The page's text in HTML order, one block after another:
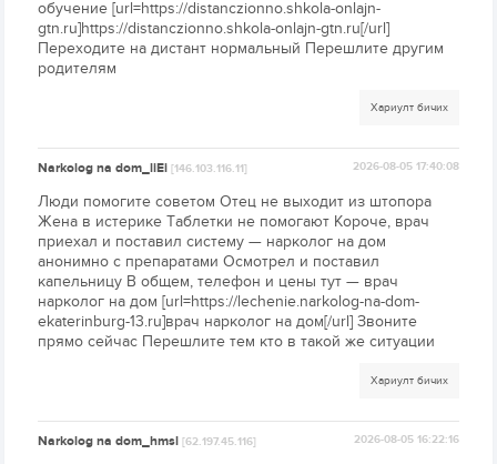
обучение [url=https://distanczionno.shkola-onlajn-
gtn.ru]https://distanczionno.shkola-onlajn-gtn.ru[/url]
Переходите на дистант нормальный Перешлите другим
родителям
Хариулт бичих
Narkolog na dom_liEi[146.103.116.11] 2026-08-05 17:40:08
Люди помогите советом Отец не выходит из штопора
Жена в истерике Таблетки не помогают Короче, врач
приехал и поставил систему — нарколог на дом
анонимно с препаратами Осмотрел и поставил
капельницу В общем, телефон и цены тут — врач
нарколог на дом [url=https://lechenie.narkolog-na-dom-
ekaterinburg-13.ru]врач нарколог на дом[/url] Звоните
прямо сейчас Перешлите тем кто в такой же ситуации
Хариулт бичих
Narkolog na dom_hmsl[62.197.45.116] 2026-08-05 16:22:16